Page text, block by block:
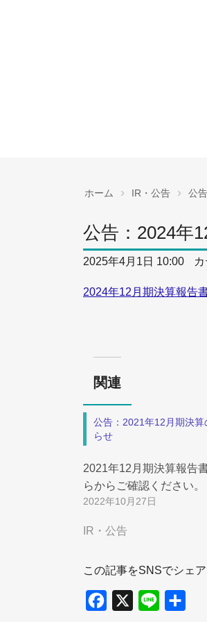
ホーム › IR・公告 › 公
公告：2024年
2025年4月1日 10:00
2024年12月期決算報告
関連
公告：2021年12月期決算
らせ
2021年12月期決算報告
らからご確認ください。
2022年10月27日
IR・公告
この記事をSNSでシェア
Facebook Line